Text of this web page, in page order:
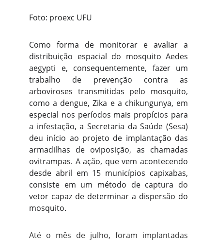
Foto: proexc UFU
Como forma de monitorar e avaliar a
distribuição espacial do mosquito Aedes
aegypti e, consequentemente, fazer um
trabalho de prevenção contra as
arboviroses transmitidas pelo mosquito,
como a dengue, Zika e a chikungunya, em
especial nos períodos mais propícios para
a infestação, a Secretaria da Saúde (Sesa)
deu início ao projeto de implantação das
armadilhas de oviposição, as chamadas
ovitrampas. A ação, que vem acontecendo
desde abril em 15 municípios capixabas,
consiste em um método de captura do
vetor capaz de determinar a dispersão do
mosquito.
Até o mês de julho, foram implantadas